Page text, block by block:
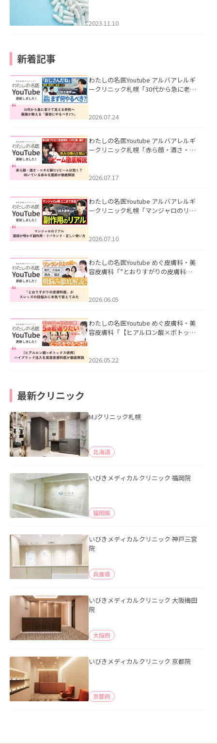
2023.11.10
新着記事
わたしの名医Youtube アルバアレルギ
ークリニック札幌「30代から急に老け
た。
2026.07.24
わたしの名医Youtube アルバアレルギ
ークリニック札幌「赤ら顔・酒さ・ニ
した。
2026.07.17
わたしの名医Youtube アルバアレルギ
ークリニック札幌「マンジャロのリア
た。
2026.07.10
わたしの名医Youtube めぐ皮膚科・美
容皮膚科「”とおりすがりの皮膚科
2026.06.05
わたしの名医Youtube めぐ皮膚科・美
容皮膚科「【ヒアルロン酸×ボトック
た。
2026.05.22
最新クリニック
MJクリニック札幌
北海道
いびきメディカルクリニック 福岡院
福岡県
いびきメディカルクリニック 神戸三宮
院
兵庫県
いびきメディカルクリニック 大阪梅田
院
大阪府
いびきメディカルクリニック 京都院
京都府